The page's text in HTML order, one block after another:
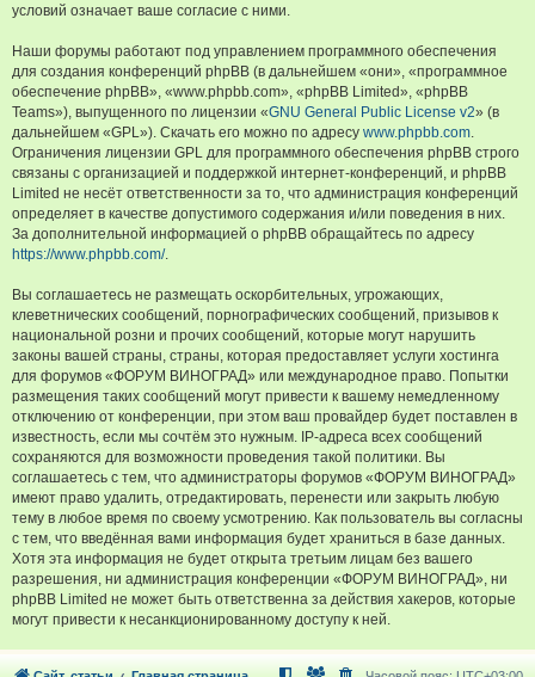
условий означает ваше согласие с ними.
Наши форумы работают под управлением программного обеспечения
для создания конференций phpBB (в дальнейшем «они», «программное
обеспечение phpBB», «www.phpbb.com», «phpBB Limited», «phpBB
Teams»), выпущенного по лицензии «GNU General Public License v2» (в
дальнейшем «GPL»). Скачать его можно по адресу www.phpbb.com.
Ограничения лицензии GPL для программного обеспечения phpBB строго
связаны с организацией и поддержкой интернет-конференций, и phpBB
Limited не несёт ответственности за то, что администрация конференций
определяет в качестве допустимого содержания и/или поведения в них.
За дополнительной информацией о phpBB обращайтесь по адресу
https://www.phpbb.com/.
Вы соглашаетесь не размещать оскорбительных, угрожающих,
клеветнических сообщений, порнографических сообщений, призывов к
национальной розни и прочих сообщений, которые могут нарушить
законы вашей страны, страны, которая предоставляет услуги хостинга
для форумов «ФОРУМ ВИНОГРАД» или международное право. Попытки
размещения таких сообщений могут привести к вашему немедленному
отключению от конференции, при этом ваш провайдер будет поставлен в
известность, если мы сочтём это нужным. IP-адреса всех сообщений
сохраняются для возможности проведения такой политики. Вы
соглашаетесь с тем, что администраторы форумов «ФОРУМ ВИНОГРАД»
имеют право удалить, отредактировать, перенести или закрыть любую
тему в любое время по своему усмотрению. Как пользователь вы согласны
с тем, что введённая вами информация будет храниться в базе данных.
Хотя эта информация не будет открыта третьим лицам без вашего
разрешения, ни администрация конференции «ФОРУМ ВИНОГРАД», ни
phpBB Limited не может быть ответственна за действия хакеров, которые
могут привести к несанкционированному доступу к ней.